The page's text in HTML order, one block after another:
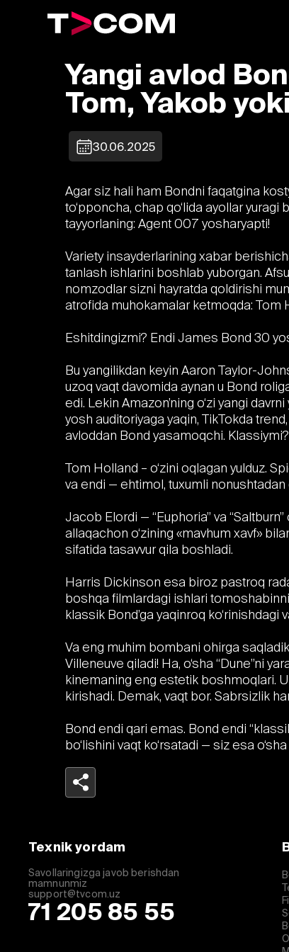
Yangi avlod
Tom, Yakob
30.06.2025
Agar siz hali ham Bondni faqatgina
to‘pponcha, chap qo‘lida ayollar
tayyorlaning: Agent 007 yosharyapti!
Variety insayderlarining xabar
tanlash ishlarini boshlab yuborgan.
nomzodlar sizni hayratda qoldirishi
atrofida muhokamalar ketmoqda: Tom
Eshitdingizmi? Endi James Bond 30
Bu yangilikdan keyin Aaron Taylor-
uzoq vaqt davomida aynan u Bond
edi. Lekin Amazon’ning o‘zi yangi
yosh auditoriyaga yaqin, TikTokda
avloddan Bond yasamoqchi.
Tom Holland – o‘zini oqlagan yulduz.
va endi — ehtimol, tuxumli
Jacob Elordi — “Euphoria” va
allaqachon o‘zining «mavhum xavf»
sifatida tasavvur qila boshladi.
Harris Dickinson esa biroz pastroq
boshqa filmlardagi ishlari
klassik Bond’ga yaqinroq ko‘rinishdagi
Va eng muhim bombani ohirga
Villeneuve qiladi! Ha, o‘sha “Dune”ni
kinemaning eng estetik boshmoqlari.
kirishadi. Demak, vaqt bor. Sabrsizlik
Bond endi qari emas. Bond endi
bo‘lishini vaqt ko‘rsatadi — siz esa
Texnik yordam
Savollaringizga javob berishdan
mamnunmiz
support@tvcom.uz
71 205 85 55